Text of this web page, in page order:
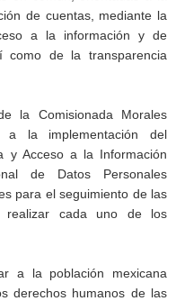
de cuentas, mediante la
a la información y de
como de la transparencia
la Comisionada Morales
a la implementación del
y Acceso a la Información
de Datos Personales
para el seguimiento de las
realizar cada uno de los
a la población mexicana
derechos humanos de las